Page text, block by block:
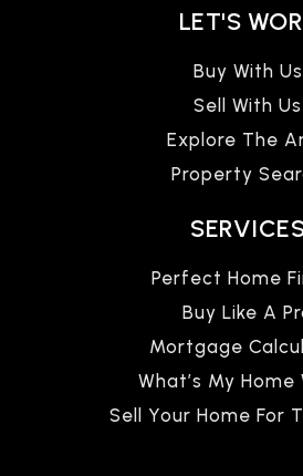
LET'S
Buy With Us
Sell With Us
Explore The
Property
Perfect Home
Buy Like A
Mortgage
What’s My Home
Sell Your Home For